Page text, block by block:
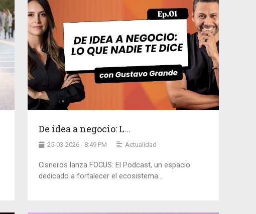
De idea a negocio: L...
25-03-2026 - 8:49 PM Actualidad
Cisneros lanza FOCUS: El Podcast, un espacio
dedicado a fortalecer el ecosistema...